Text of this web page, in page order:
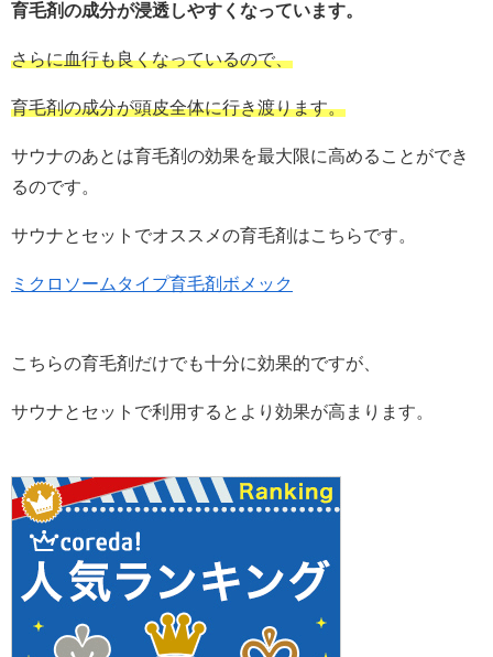
育毛剤の成分が浸透しやすくなっています。
さらに血行も良くなっているので、
育毛剤の成分が頭皮全体に行き渡ります。
サウナのあとは育毛剤の効果を最大限に高めることができ
るのです。
サウナとセットでオススメの育毛剤はこちらです。
ミクロソームタイプ育毛剤ボメック
こちらの育毛剤だけでも十分に効果的ですが、
サウナとセットで利用するとより効果が高まります。